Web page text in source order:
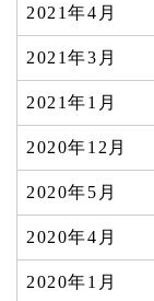
2021年4月
2021年3月
2021年1月
2020年12月
2020年5月
2020年4月
2020年1月